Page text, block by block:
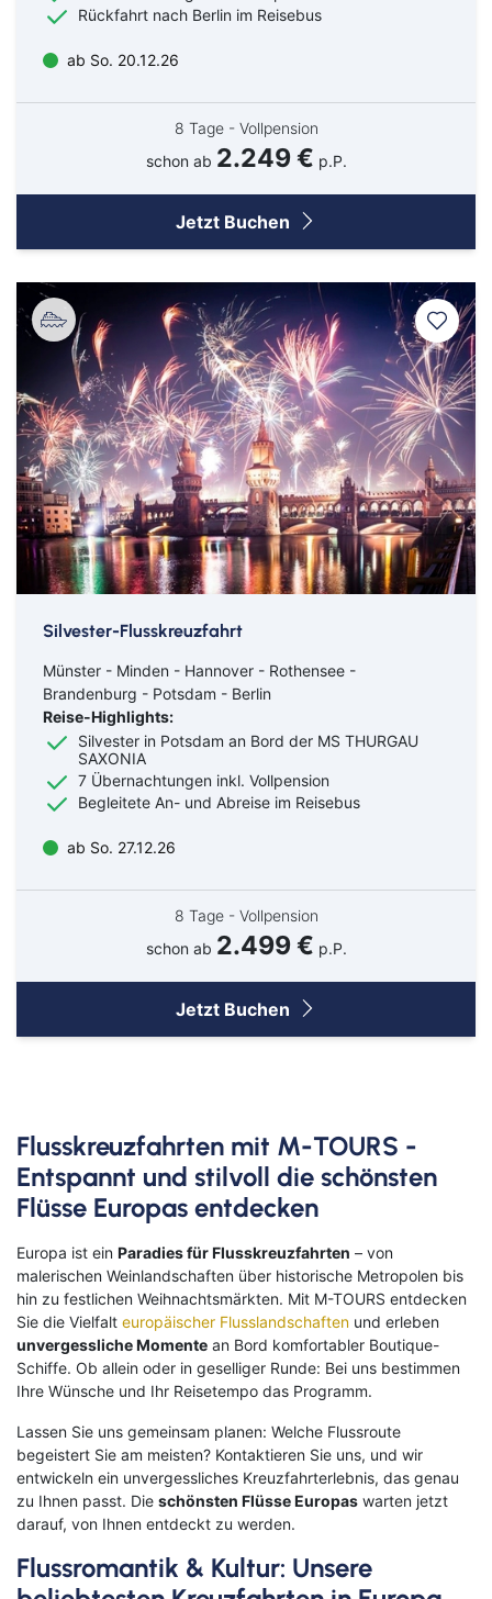
Rückfahrt nach Berlin im Reisebus
ab So. 20.12.26
8 Tage - Vollpension
schon ab 2.249 € p.P.
Jetzt Buchen
Silvester-Flusskreuzfahrt
Münster - Minden - Hannover - Rothensee -
Brandenburg - Potsdam - Berlin
Reise-Highlights:
Silvester in Potsdam an Bord der MS THURGAU
SAXONIA
7 Übernachtungen inkl. Vollpension
Begleitete An- und Abreise im Reisebus
ab So. 27.12.26
8 Tage - Vollpension
schon ab 2.499 € p.P.
Jetzt Buchen
Flusskreuzfahrten mit M-TOURS -
Entspannt und stilvoll die schönsten
Flüsse Europas entdecken
Europa ist ein Paradies für Flusskreuzfahrten – von
malerischen Weinlandschaften über historische Metropolen bis
hin zu festlichen Weihnachtsmärkten. Mit M-TOURS entdecken
Sie die Vielfalt europäischer Flusslandschaften und erleben
unvergessliche Momente an Bord komfortabler Boutique-
Schiffe. Ob allein oder in geselliger Runde: Bei uns bestimmen
Ihre Wünsche und Ihr Reisetempo das Programm.
Lassen Sie uns gemeinsam planen: Welche Flussroute
begeistert Sie am meisten? Kontaktieren Sie uns, und wir
entwickeln ein unvergessliches Kreuzfahrterlebnis, das genau
zu Ihnen passt. Die schönsten Flüsse Europas warten jetzt
darauf, von Ihnen entdeckt zu werden.
Flussromantik & Kultur: Unsere